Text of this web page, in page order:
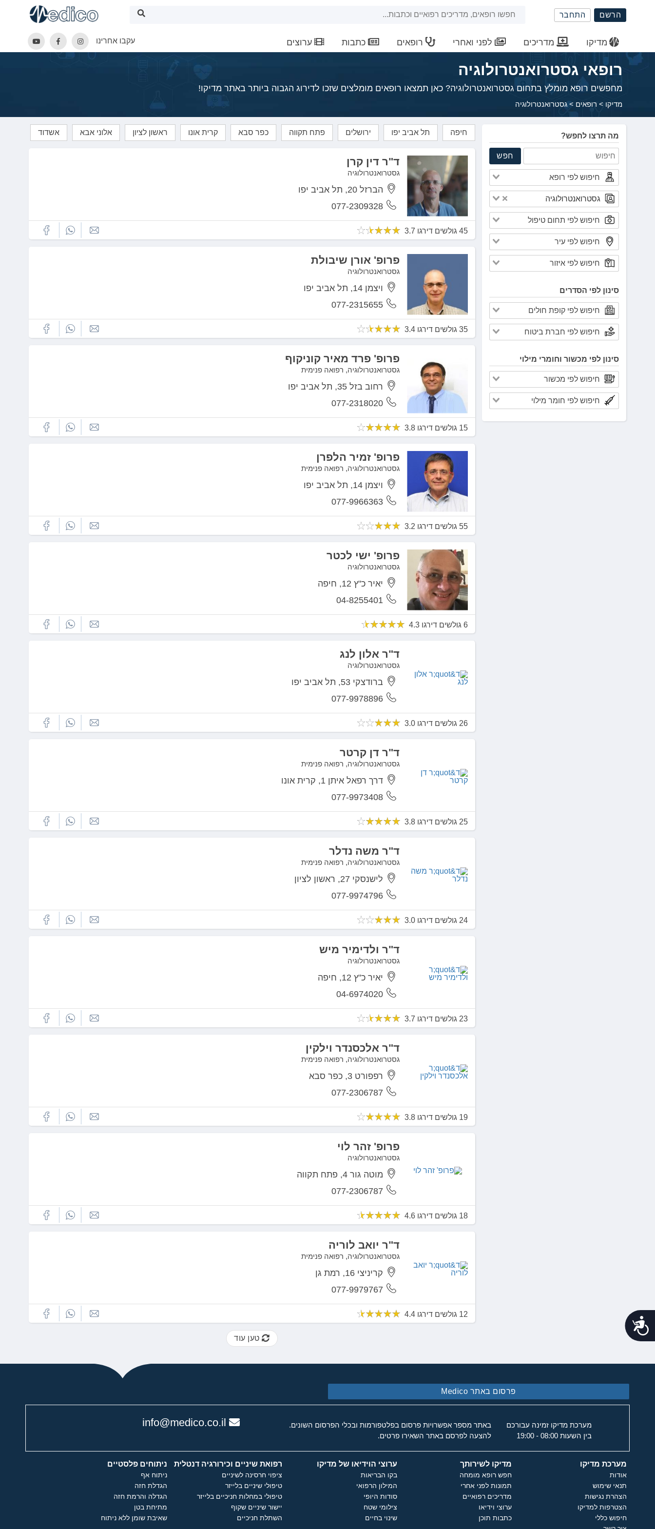
מַעֲרֶכֶת
הַמִּשְׁתַּמְּשִׁים
נגישות
הרשם התחבר
חיפוש
מדיקו מדריכים לפני ואחרי רופאים כתבות ערוצים עקבו אחרינו
רופאי גסטרואנטרולוגיה
מחפשים רופא מומלץ בתחום גסטרואנטרולוגיה? כאן תמצאו רופאים מומלצים שזכו לדירוג הגבוה ביותר באתר מדיקו!
מדיקו > רופאים > גסטרואנטרולוגיה
מה תרצו לחפש?
חפש
גסטרואנטרולוגיה
סינון לפי הסדרים
סינון לפי מכשור וחומרי מילוי
חיפה תל אביב יפו ירושלים פתח תקווה כפר סבא קרית אונו ראשון לציון אלוני אבא אשדוד
ד"ר דין קרן
גסטרואנטרולוגיה
הברזל 20, תל אביב יפו
077-2309328
45 גולשים דירגו 3.7
פרופ' אורן שיבולת
גסטרואנטרולוגיה
ויצמן 14, תל אביב יפו
077-2315655
35 גולשים דירגו 3.4
פרופ' פרד מאיר קוניקוף
גסטרואנטרולוגיה, רפואה פנימית
רחוב בזל 35, תל אביב יפו
077-2318020
15 גולשים דירגו 3.8
פרופ' זמיר הלפרן
גסטרואנטרולוגיה, רפואה פנימית
ויצמן 14, תל אביב יפו
077-9966363
55 גולשים דירגו 3.2
פרופ' ישי לכטר
גסטרואנטרולוגיה
יאיר כ"ץ 12, חיפה
04-8255401
6 גולשים דירגו 4.3
ד"ר אלון לנג
גסטרואנטרולוגיה
ברודצקי 53, תל אביב יפו
077-9978896
26 גולשים דירגו 3.0
ד"ר דן קרטר
גסטרואנטרולוגיה, רפואה פנימית
דרך רפאל איתן 1, קרית אונו
077-9973408
25 גולשים דירגו 3.8
ד"ר משה נדלר
גסטרואנטרולוגיה, רפואה פנימית
לישנסקי 27, ראשון לציון
077-9974796
24 גולשים דירגו 3.0
ד"ר ולדימיר מיש
גסטרואנטרולוגיה
יאיר כ"ץ 12, חיפה
04-6974020
23 גולשים דירגו 3.7
ד"ר אלכסנדר וילקין
גסטרואנטרולוגיה, רפואה פנימית
רפפורט 3, כפר סבא
077-2306787
19 גולשים דירגו 3.8
פרופ' זהר לוי
גסטרואנטרולוגיה
מוטה גור 4, פתח תקווה
077-2306787
18 גולשים דירגו 4.6
ד"ר יואב לוריה
גסטרואנטרולוגיה, רפואה פנימית
קריניצי 16, רמת גן
077-9979767
12 גולשים דירגו 4.4
טען עוד
פרסום באתר Medico
מערכת מדיקו זמינה עבורכם
בין השעות 08:00 - 19:00
באתר מספר אפשרויות פרסום בפלטפורמות ובכלי הפרסום השונים.
להצעה לפרסם באתר השאירו פרטים.
info@medico.co.il
מערכת מדיקו
אודות
תנאי שימוש
הצהרת נגישות
הצטרפות למדיקו
חיפוש כללי
מדיקו לשירותך
חפש רופא מומחה
תמונות לפני אחרי
מדריכים רפואיים
ערוצי וידיאו
כתבות תוכן
ערוצי הוידיאו של מדיקו
בקו הבריאות
המילון הרפואי
סודות היופי
צילומי שטח
שינוי בחיים
רפואת שיניים וכירורגיה דנטלית
ציפוי חרסינה לשיניים
טיפולי שיניים בלייזר
טיפולי במחלות חניכיים בלייזר
יישור שיניים שקוף
השתלת חניכיים
ניתוחים פלסטיים
ניתוח אף
הגדלת חזה
הגדלה והרמת חזה
מתיחת בטן
שאיבת שומן ללא ניתוח